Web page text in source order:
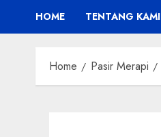
HOME TENTANG KAMI
Home Pasir Merapi